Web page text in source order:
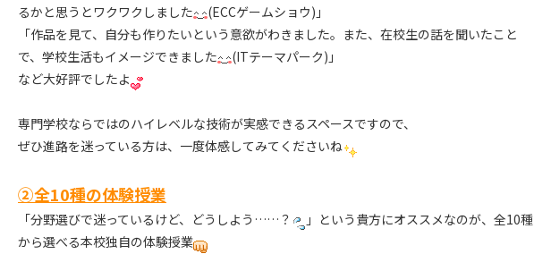
るかと思うとワクワクしました
(ECCゲームショウ)」
「作品を見て、自分も作りたいという意欲がわきました。また、在校生の話を聞いたこと
で、学校生活もイメージできました
(ITテーマパーク)」
など大好評でしたよ
専門学校ならではのハイレベルな技術が実感できるスペースですので、
ぜひ進路を迷っている方は、一度体感してみてくださいね
②全10種の体験授業
「分野選びで迷っているけど、どうしよう……？
」という貴方にオススメなのが、全10種
から選べる本校独自の体験授業